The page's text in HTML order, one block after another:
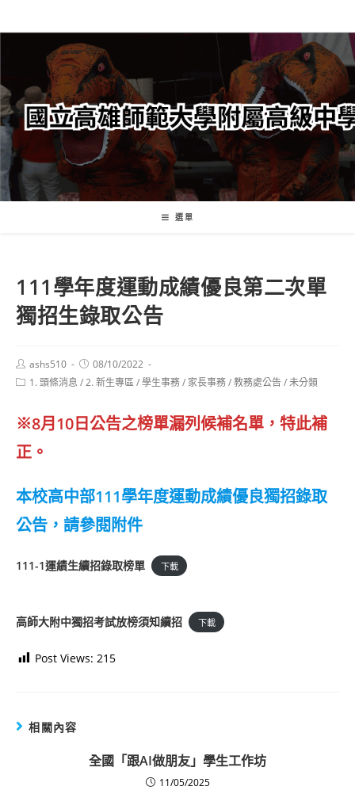
轉
要
內
容
選單
111學年度運動成績優良第二次單
獨招生錄取公告
Post
author:
ashs510
Post
published:
08/10/2022
Post1. 頭條消息 /2. 新生專區/學生事務/ 家長事務/教務處公告/未分類
※8月10日公告之榜單漏列候補名單，特此補
正。
本校高中部111學年度運動成績優良獨招錄取
公告，請參閱附件
111-1運績生續招錄取榜單 下載
高師大附中獨招考試放榜須知續招 下載
Post Views: 215
相關內容
全國「跟AI做朋友」學生工作坊
11/05/2025